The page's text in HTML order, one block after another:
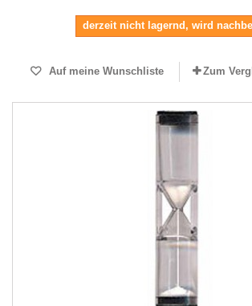
derzeit nicht lagernd, wird
Auf meine Wunschliste Zum